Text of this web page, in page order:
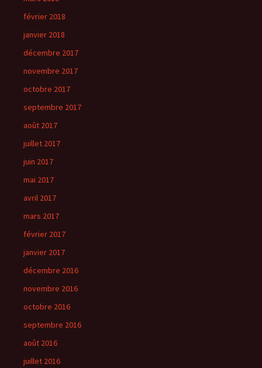
février 2018
janvier 2018
décembre 2017
novembre 2017
octobre 2017
septembre 2017
août 2017
juillet 2017
juin 2017
mai 2017
avril 2017
mars 2017
février 2017
janvier 2017
décembre 2016
novembre 2016
octobre 2016
septembre 2016
août 2016
juillet 2016